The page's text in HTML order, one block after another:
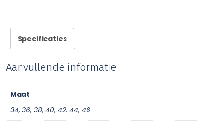
Specificaties
Aanvullende informatie
Maat
34, 36, 38, 40, 42, 44, 46